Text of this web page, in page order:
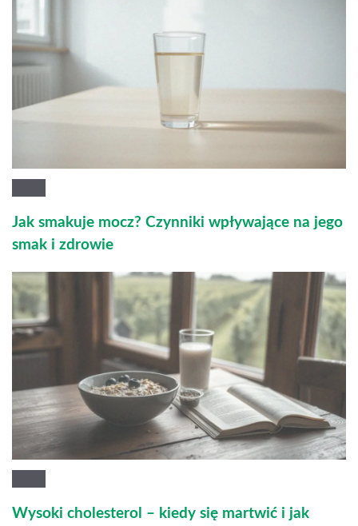
Jak smakuje mocz? Czynniki wpływające na jego
smak i zdrowie
Wysoki cholesterol – kiedy się martwić i jak